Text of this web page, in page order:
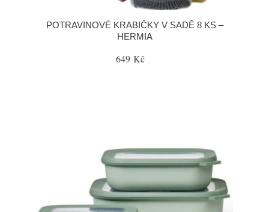
POTRAVINOVÉ KRABIČKY V SADĚ 8 KS –
HERMIA
649 Kč